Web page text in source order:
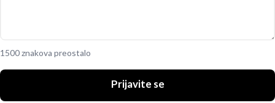
1500 znakova preostalo
Prijavite se